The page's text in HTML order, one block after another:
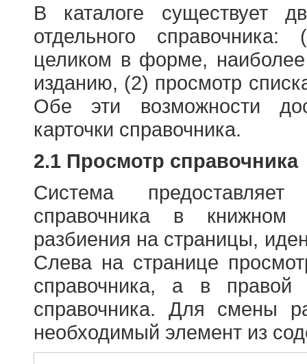
В каталоге существует
отдельного
целиком в форме,
изданию, (2) просмотр
Обе эти возможности
карточки справочника.
2.1 Просмотр справочника
Система
справочника в
разбиения на страницы,
Слева на странице
справочника, а в правой
справочника. Для смены
необходимый элемент из